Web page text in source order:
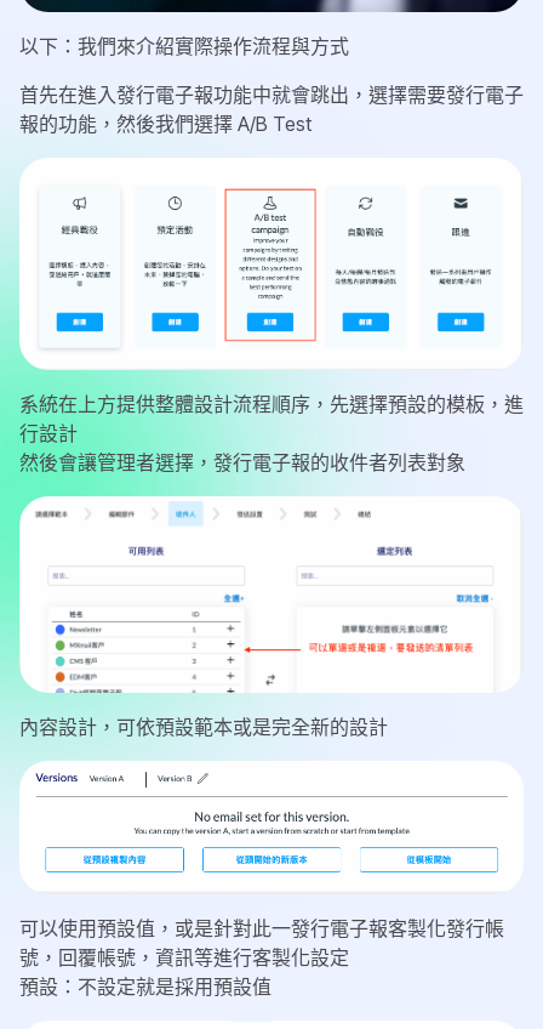
以下：我們來介紹實際操作流程與方式
首先在進入發行電子報功能中就會跳出，選擇需要發行電子
報的功能，然後我們選擇 A/B Test
系統在上方提供整體設計流程順序，先選擇預設的模板，進
行設計
然後會讓管理者選擇，發行電子報的收件者列表對象
內容設計，可依預設範本或是完全新的設計
可以使用預設值，或是針對此一發行電子報客製化發行帳
號，回覆帳號，資訊等進行客製化設定
預設：不設定就是採用預設值